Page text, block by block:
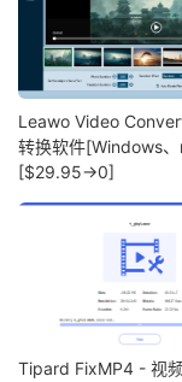
Leawo Video
转换软件[Windows
[$29.95→0]
Tipard FixMP4 - 视